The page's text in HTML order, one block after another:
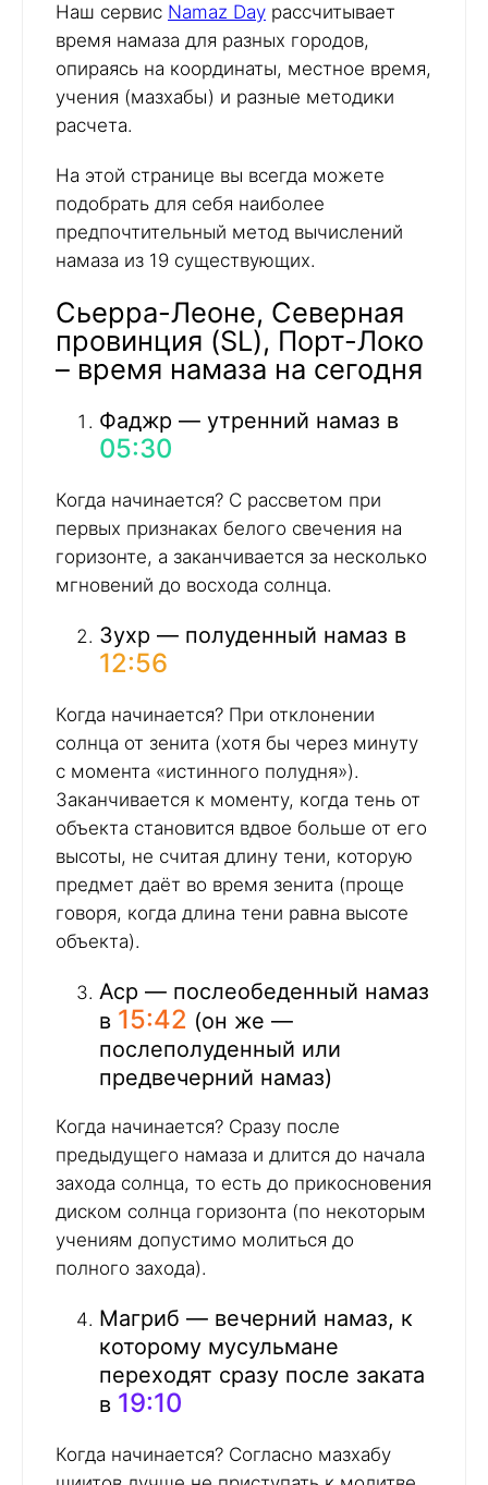
Наш сервис Namaz Day рассчитывает
время намаза для разных городов,
опираясь на координаты, местное время,
учения (мазхабы) и разные методики
расчета.
На этой странице вы всегда можете
подобрать для себя наиболее
предпочтительный метод вычислений
намаза из 19 существующих.
Сьерра-Леоне, Северная
провинция (SL), Порт-Локо
– время намаза на сегодня
Фаджр — утренний намаз в
05:30
Когда начинается? С рассветом при
первых признаках белого свечения на
горизонте, а заканчивается за несколько
мгновений до восхода солнца.
Зухр — полуденный намаз в
12:56
Когда начинается? При отклонении
солнца от зенита (хотя бы через минуту
с момента «истинного полудня»).
Заканчивается к моменту, когда тень от
объекта становится вдвое больше от его
высоты, не считая длину тени, которую
предмет даёт во время зенита (проще
говоря, когда длина тени равна высоте
объекта).
Аср — послеобеденный намаз
в 15:42 (он же —
послеполуденный или
предвечерний намаз)
Когда начинается? Сразу после
предыдущего намаза и длится до начала
захода солнца, то есть до прикосновения
диском солнца горизонта (по некоторым
учениям допустимо молиться до
полного захода).
Магриб — вечерний намаз, к
которому мусульмане
переходят сразу после заката
в 19:10
Когда начинается? Согласно мазхабу